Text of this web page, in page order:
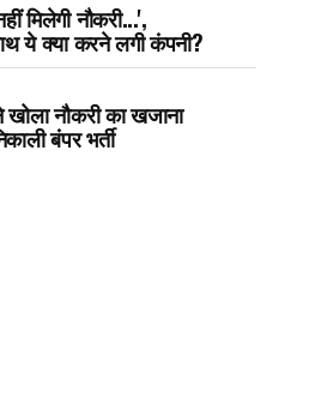
मिलेगी नौकरी...',
ये क्या करने लगी कंपनी?
खोला नौकरी का खजाना
बंपर भर्ती